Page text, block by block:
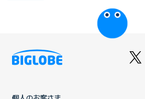
びっぷるのページ